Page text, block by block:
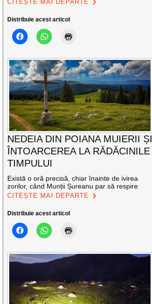
CITEȘTE MAI DEPARTE
Distribuie acest articol
NEDEIA DIN POIANA MUIERII ȘI
ÎNTOARCEREA LA RĂDĂCINILE
TIMPULUI
Există o oră precisă, chiar înainte de ivirea
zorilor, când Munții Șureanu par să respire
CITEȘTE MAI DEPARTE
Distribuie acest articol